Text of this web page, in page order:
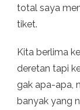
total saya
tiket.
Kita berlima
deretan tapi
gak apa-apa,
banyak yang